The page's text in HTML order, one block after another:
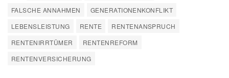
FALSCHE ANNAHMEN
GENERATIONENKONFLIKT
LEBENSLEISTUNG
RENTE
RENTENANSPRUCH
RENTENIRRTÜMER
RENTENREFORM
RENTENVERSICHERUNG